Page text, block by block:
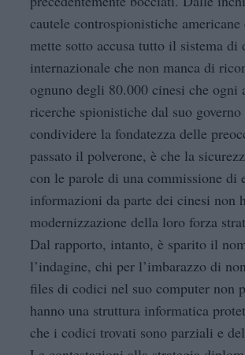
cautele controspionistiche
mette sotto accusa tutto il sistema
internazionale che non manca di
ognuno degli 80.000 cinesi che
ricerche spionistiche dal suo
condividere la fondatezza delle
passato il polverone, è che la
con le parole di una commissione di
informazioni da parte dei cinesi non
modernizzazione della loro forza
Dal rapporto, intanto, è sparito il
l’indagine, chi per l’imbarazzo di
files di codici nel suo computer non
hanno una struttura informatica
che i codici trovati sono parziali e